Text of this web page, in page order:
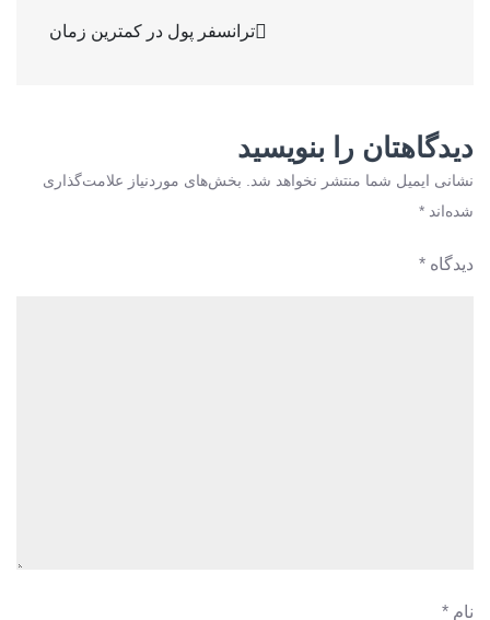
کمترین
ترانسفر پول در کمترین زمان
دیدگاهتان را بنویسید
نشانی ایمیل شما منتشر نخواهد شد.
بخش‌های موردنیاز علامت‌گذاری
شده‌اند *
دیدگاه *
نام *